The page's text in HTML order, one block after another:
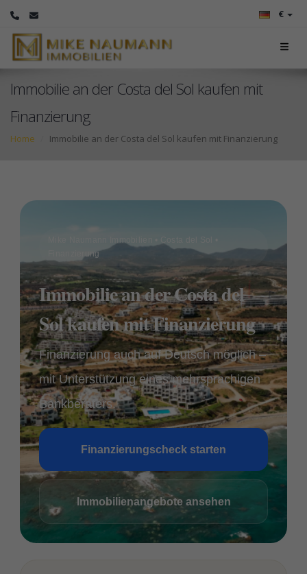
€
Immobilie an der Costa del Sol kaufen mit
Finanzierung
Home Immobilie an der Costa del Sol kaufen mit Finanzierung
Mike Naumann Immobilien • Costa del Sol •
Finanzierung
Immobilie an der Costa del
Sol kaufen mit Finanzierung
Finanzierung auch auf Deutsch möglich –
mit Unterstützung eines mehrsprachigen
Bankberaters.
Finanzierungscheck starten
Immobilienangebote ansehen